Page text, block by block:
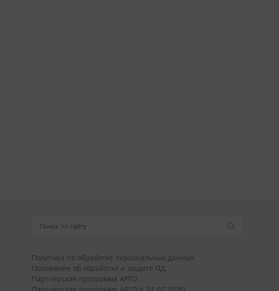
Политика по обработке персональных данных
Положение об обработке и защите ПД
Партнерская программа АРГО